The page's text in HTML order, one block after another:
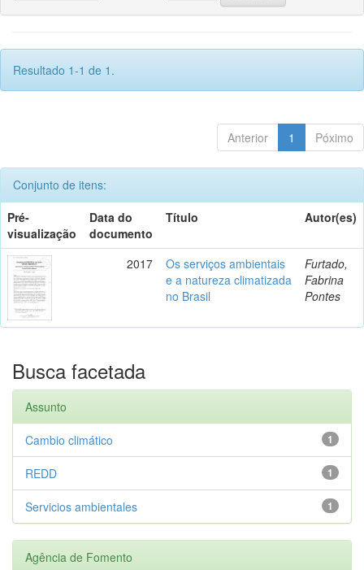
Resultado 1-1 de 1.
Anterior 1 Póximo
Conjunto de itens:
Pré-
visualização
Data do
documento
Título Autor(es)
2017
Os serviços ambientais
e a natureza climatizada
no Brasil
Furtado,
Fabrina
Pontes
Busca facetada
Assunto
1
Cambio climático
1
REDD
1
Servicios ambientales
Agência de Fomento